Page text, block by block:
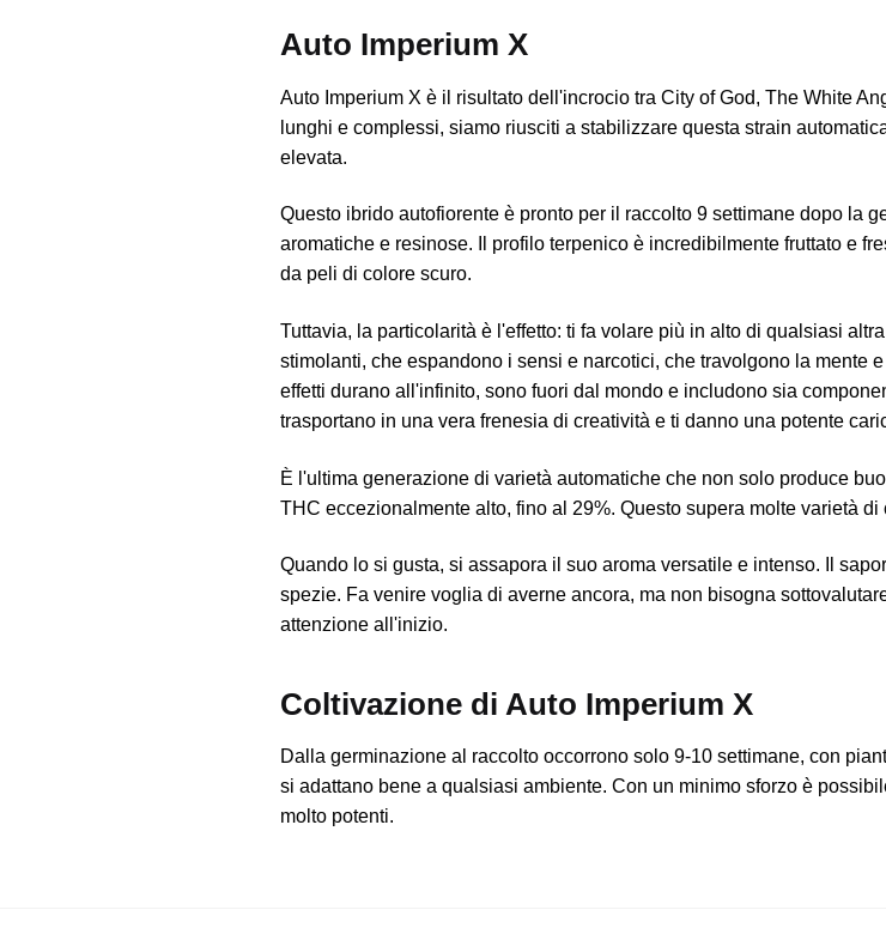
Auto Imperium X
Auto Imperium X è il risultato dell'incrocio tra City of God, The White
lunghi e complessi, siamo riusciti a stabilizzare questa strain
elevata.
Questo ibrido autofiorente è pronto per il raccolto 9 settimane dopo la
aromatiche e resinose. Il profilo terpenico è incredibilmente fruttato e
da peli di colore scuro.
Tuttavia, la particolarità è l'effetto: ti fa volare più in alto di qualsiasi
stimolanti, che espandono i sensi e narcotici, che travolgono la mente
effetti durano all'infinito, sono fuori dal mondo e includono sia
trasportano in una vera frenesia di creatività e ti danno una potente
È l'ultima generazione di varietà automatiche che non solo produce
THC eccezionalmente alto, fino al 29%. Questo supera molte varietà di
Quando lo si gusta, si assapora il suo aroma versatile e intenso. Il
spezie. Fa venire voglia di averne ancora, ma non bisogna
attenzione all'inizio.
Coltivazione di Auto Imperium X
Dalla germinazione al raccolto occorrono solo 9-10 settimane, con
si adattano bene a qualsiasi ambiente. Con un minimo sforzo è
molto potenti.